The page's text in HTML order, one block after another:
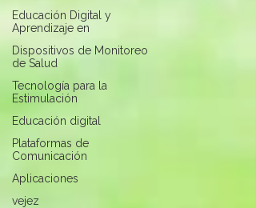
Educación Digital y
Aprendizaje en
Dispositivos de Monitoreo
de Salud
Tecnología para la
Estimulación
Educación digital
Plataformas de
Comunicación
Aplicaciones
vejez